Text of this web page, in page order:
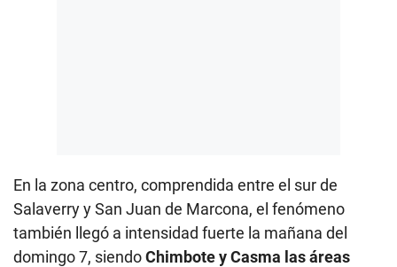
En la zona centro, comprendida entre el sur de
Salaverry y San Juan de Marcona, el fenómeno
también llegó a intensidad fuerte la mañana del
domingo 7, siendoChimbote y Casma las áreas